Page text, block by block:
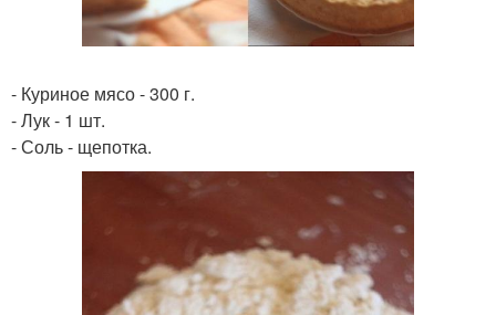
- Куриное мясо - 300 г.
- Лук - 1 шт.
- Соль - щепотка.